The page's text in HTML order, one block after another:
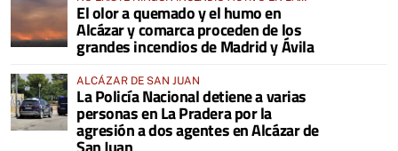
COMARCA
El olor a quemado y el humo en
Alcázar y comarca proceden de los
grandes incendios de Madrid y Ávila
ALCÁZAR DE SAN JUAN
La Policía Nacional detiene a varias
personas en La Pradera por la
agresión a dos agentes en Alcázar de